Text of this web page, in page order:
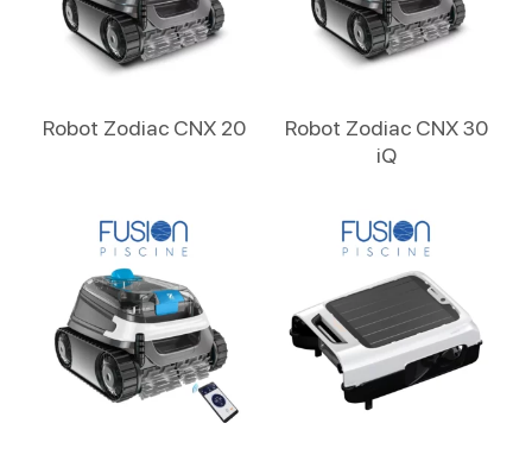
Robot Zodiac CNX 20
Robot Zodiac CNX 30
iQ